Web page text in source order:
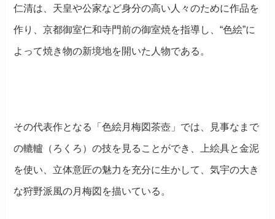
仁清は、天皇や公家など身分の高い人々のために作品を
作り、京都御室仁和寺門前の御室焼を指導し、“色絵”に
よって焼き物の新境地を開いた人物である。
その代表作となる「色絵月梅図茶壺」では、見事なまで
の轆轤（ろくろ）の技を見ることができ、上絵具と金泥
を使い、立体意匠の魅力を充分に生かして、気宇の大き
な狩野派風の月梅図を描いている。